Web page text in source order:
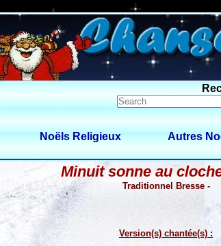
0
Noëls Religieux Autres
Minuit sonne au
Traditionnel Bresse -
Version(s) chantée(s) :